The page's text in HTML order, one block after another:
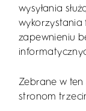
wysyłania
zapewnieniu
Zebrane w
stronom